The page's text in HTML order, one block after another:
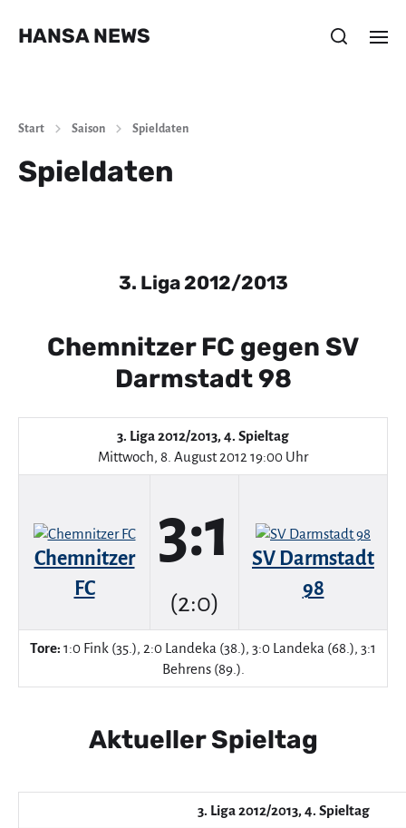
HANSA NEWS
Start Saison Spieldaten
Spieldaten
3. Liga 2012/2013
Chemnitzer FC gegen SV
Darmstadt 98
3. Liga 2012/2013, 4. Spieltag
Mittwoch, 8. August 2012 19:00 Uhr
Chemnitzer
FC
3:1
(2:0)
SV Darmstadt
98
Tore: 1:0 Fink (35.), 2:0 Landeka (38.), 3:0 Landeka (68.), 3:1
Behrens (89.).
Aktueller Spieltag
3. Liga 2012/2013, 4. Spieltag